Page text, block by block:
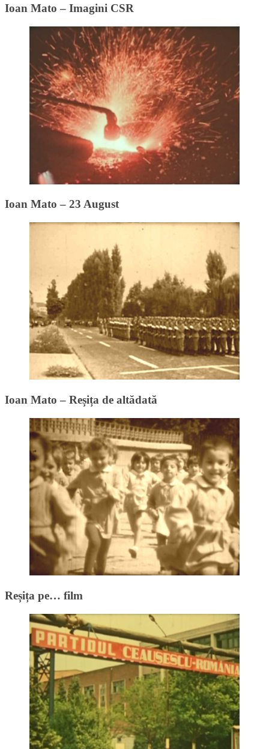
Ioan Mato – Imagini CSR
Ioan Mato – 23 August
Ioan Mato – Reșița de altădată
Reșița pe… film